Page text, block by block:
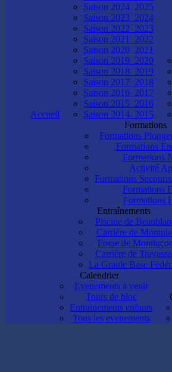
Accueil
Saison 2024_2025
Saison 2023_2024
Saison 2022_2023
Saison 2021_2022
Saison 2020_2021
Saison 2019_2020
Saison 2018_2019
Saison 2017_2018
Saison 2016_2017
Saison 2015_2016
Saison 2014_2015
Formations
Formations
Formations
Formations
Activité
Formations
Formations
Formations
Entraînements
Piscine de
Carrière de
Fosse de
Carrière de
La Graule Base
Calendrier
Evenements à venir
Tours de bloc
Entrainements enfants
Tous les evenements